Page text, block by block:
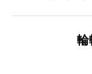
輪